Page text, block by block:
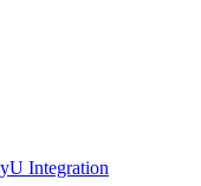
Integration